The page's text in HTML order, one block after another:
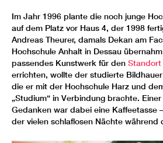
Im Jahr 1996 plante die noch junge
auf dem Platz vor Haus 4, der 1998
Andreas Theurer, damals Dekan am
Hochschule Anhalt in Dessau
passendes Kunstwerk für den Standort
errichten, wollte der studierte
die er mit der Hochschule Harz und
„Studium“ in Verbindung brachte.
Gedanken war dabei eine Kaffeetasse
der vielen schlaflosen Nächte während